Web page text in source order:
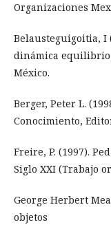
Organizaciones
Belausteguigoitia, I
dinámica equilibrio
México.
Berger, Peter L.
Conocimiento,
Freire, P. (1997).
Siglo XXI (Trabajo
George Herbert
objetos